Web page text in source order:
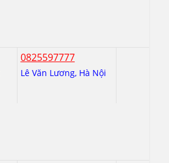
0825597777
Lê Văn Lương, Hà Nội